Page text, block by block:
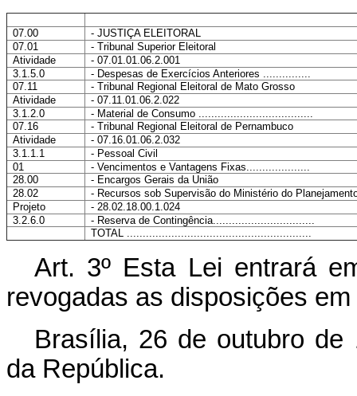
07.00
- JUSTIÇA ELEITORAL
07.01
- Tribunal Superior Eleitoral
Atividade
- 07.01.01.06.2.001
3.1.5.0
- Despesas de Exercícios Anteriores ...............
07.11
- Tribunal Regional Eleitoral de Mato Grosso
Atividade
- 07.11.01.06.2.022
3.1.2.0
- Material de Consumo ....................................
07.16
- Tribunal Regional Eleitoral de Pernambuco
Atividade
- 07.16.01.06.2.032
3.1.1.1
- Pessoal Civil
01
- Vencimentos e Vantagens Fixas....................
28.00
- Encargos Gerais da União
28.02
- Recursos sob Supervisão do Ministério do
Projeto
- 28.02.18.00.1.024
3.2.6.0
- Reserva de Contingência................................
TOTAL ..........................................................
Art. 3º Esta Lei entrará
revogadas as disposições
Brasília, 26 de outubro de
da República.